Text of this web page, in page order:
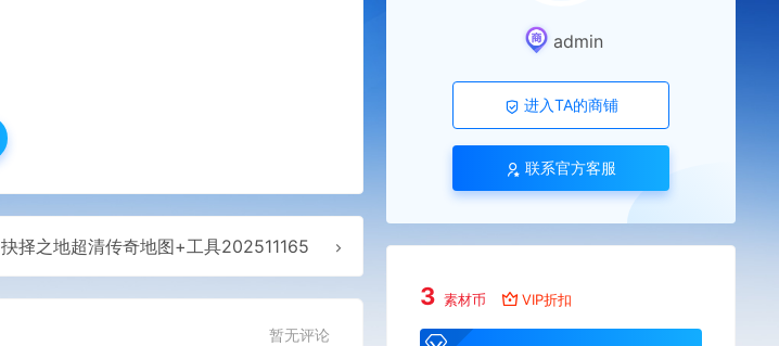
抉择之地超清传奇地图+工具202511165
暂无评论
admin
进入TA的商铺
联系官方客服
3 素材币 VIP折扣